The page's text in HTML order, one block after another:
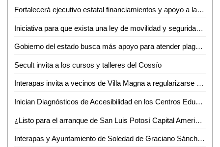
Fortalecerá ejecutivo estatal financiamientos y apoyo a la población
Iniciativa para que exista una ley de movilidad y seguridad vial ayudará a resolver diversos problemas viales que muchas veces generan tragedias
Gobierno del estado busca más apoyo para atender plagas del campo
Secult invita a los cursos y talleres del Cossío
Interapas invita a vecinos de Villa Magna a regularizarse en sus contratos de servicios de agua
Inician Diagnósticos de Accesibilidad en los Centros Educativos del DIF Municipal de San Luis Potosí
¿Listo para el arranque de San Luis Potosí Capital Americana de la Cultura 2025?
Interapas y Ayuntamiento de Soledad de Graciano Sánchez llevan a cabo reunión de trabajo, para atender temas de abasto de agua